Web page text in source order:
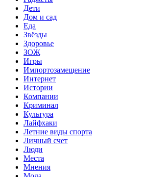
Дети
Дом и сад
Еда
Звёзды
Здоровье
ЗОЖ
Игры
Импортозамещение
Интернет
Истории
Компании
Криминал
Культура
Лайфхаки
Летние виды спорта
Личный счет
Люди
Места
Мнения